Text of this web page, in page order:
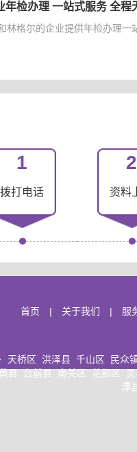
年检办理 一站式服务 全程
林格尔的企业提供年检办理
1
拨打电话
2
资料
首页 | 关于我们 | 服
天桥区 洪泽县 千山区
民众
县 台前县 南关区 花都区
潭